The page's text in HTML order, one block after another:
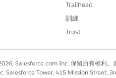
Trailhead
訓練
Trust
Salesforce.com Inc. 保留所有權利。
Salesforce Tower, 415 Mission Street,